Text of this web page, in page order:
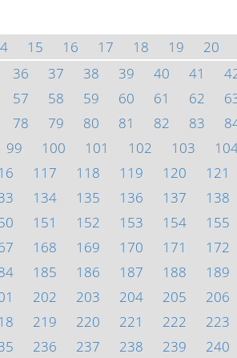
15 16 17 18 19 20
36 37 38 39 40 41
57 58 59 60 61 62
78 79 80 81 82 83
99 100 101 102 103
117 118 119 120 121
134 135 136 137 138
151 152 153 154 155
168 169 170 171 172
185 186 187 188 189
202 203 204 205 206
219 220 221 222 223
236 237 238 239 240